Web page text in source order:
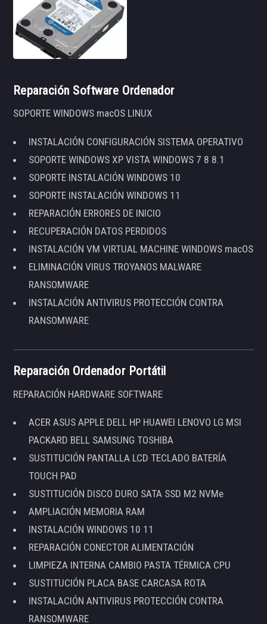
Reparación Software Ordenador
SOPORTE WINDOWS macOS LINUX
INSTALACIÓN CONFIGURACIÓN SISTEMA OPERATIVO
SOPORTE WINDOWS XP VISTA WINDOWS 7 8 8.1
SOPORTE INSTALACIÓN WINDOWS 10
SOPORTE INSTALACIÓN WINDOWS 11
REPARACIÓN ERRORES DE INICIO
RECUPERACIÓN DATOS PERDIDOS
INSTALACIÓN VM VIRTUAL MACHINE WINDOWS macOS
ELIMINACIÓN VIRUS TROYANOS MALWARE
RANSOMWARE
INSTALACIÓN ANTIVIRUS PROTECCIÓN CONTRA
RANSOMWARE
Reparación Ordenador Portátil
REPARACIÓN HARDWARE SOFTWARE
ACER ASUS APPLE DELL HP HUAWEI LENOVO LG MSI
PACKARD BELL SAMSUNG TOSHIBA
SUSTITUCIÓN PANTALLA LCD TECLADO BATERÍA
TOUCH PAD
SUSTITUCIÓN DISCO DURO SATA SSD M2 NVMe
AMPLIACIÓN MEMORIA RAM
INSTALACIÓN WINDOWS 10 11
REPARACIÓN CONECTOR ALIMENTACIÓN
LIMPIEZA INTERNA CAMBIO PASTA TÉRMICA CPU
SUSTITUCIÓN PLACA BASE CARCASA ROTA
INSTALACIÓN ANTIVIRUS PROTECCIÓN CONTRA
RANSOMWARE